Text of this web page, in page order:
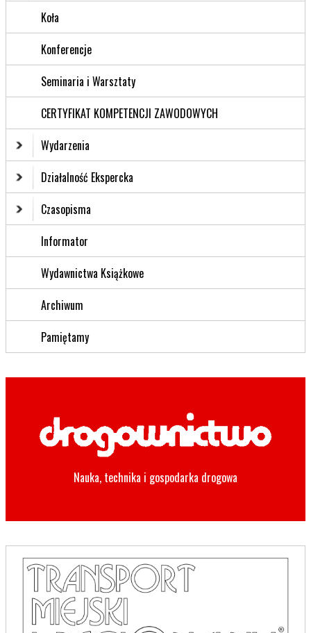
Koła
Konferencje
Seminaria i Warsztaty
CERTYFIKAT KOMPETENCJI ZAWODOWYCH
Wydarzenia
Działalność Ekspercka
Czasopisma
Informator
Wydawnictwa Książkowe
Archiwum
Pamiętamy
Nauka, technika i gospodarka drogowa